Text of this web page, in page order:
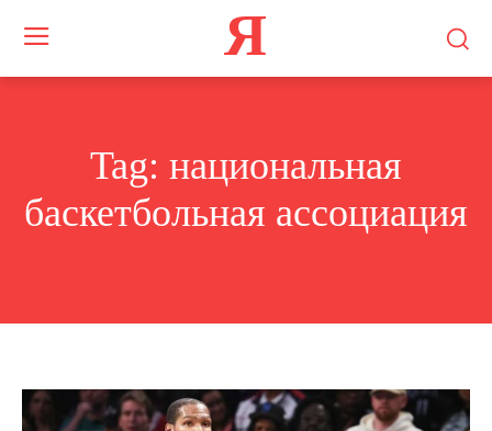
Я
Tag: национальная
баскетбольная ассоциация